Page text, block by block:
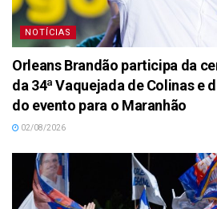
NOTÍCIAS
Orleans Brandão participa da
da 34ª Vaquejada de Colinas e
do evento para o Maranhão
02/08/2026